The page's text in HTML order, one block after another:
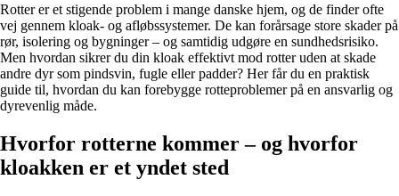
Rotter er et stigende problem i mange danske hjem, og de finder ofte
vej gennem kloak- og afløbssystemer. De kan forårsage store skader på
rør, isolering og bygninger – og samtidig udgøre en sundhedsrisiko.
Men hvordan sikrer du din kloak effektivt mod rotter uden at skade
andre dyr som pindsvin, fugle eller padder? Her får du en praktisk
guide til, hvordan du kan forebygge rotteproblemer på en ansvarlig og
dyrevenlig måde.
Hvorfor rotterne kommer – og hvorfor
kloakken er et yndet sted